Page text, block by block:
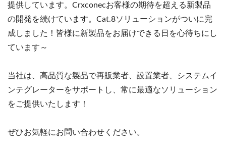
提供しています。Crxconecお客様の期待を超える新製品
の開発を続けています。Cat.8ソリューションがついに完
成しました！皆様に新製品をお届けできる日を心待ちにし
ています～
当社は、高品質な製品で再販業者、設置業者、システムイ
ンテグレーターをサポートし、常に最適なソリューション
をご提供いたします！
ぜひお気軽にお問い合わせください。